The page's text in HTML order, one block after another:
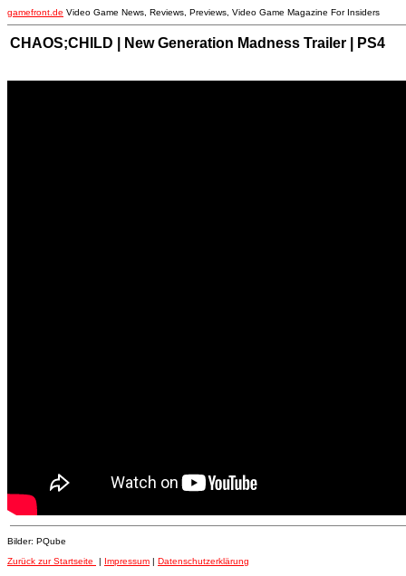
gamefront.de Video Game News, Reviews, Previews, Video Game Magazine For Insiders
CHAOS;CHILD | New Generation Madness Trailer | PS4
Bilder: PQube
Zurück zur Startseite
| Impressum | Datenschutzerklärung